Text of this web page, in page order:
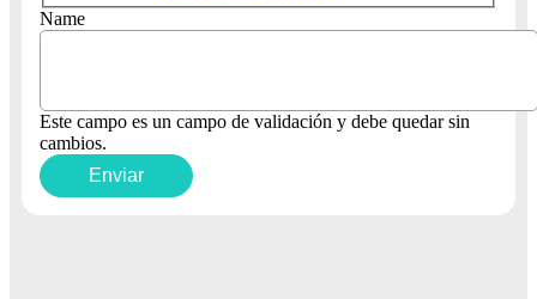
Name
Este campo es un campo de validación y debe quedar sin
cambios.